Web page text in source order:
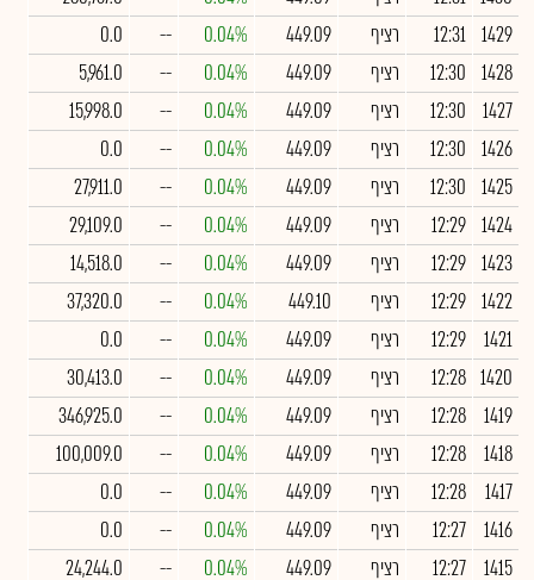
1429
12:31 רציף 449.09
0.04%
--
0.0
1428
12:30 רציף 449.09
0.04%
--
5,961.0
1427
12:30 רציף 449.09
0.04%
--
15,998.0
1426
12:30 רציף 449.09
0.04%
--
0.0
1425
12:30 רציף 449.09
0.04%
--
27,911.0
1424
12:29 רציף 449.09
0.04%
--
29,109.0
1423
12:29 רציף 449.09
0.04%
--
14,518.0
1422
12:29 רציף 449.10
0.04%
--
37,320.0
1421
12:29 רציף 449.09
0.04%
--
0.0
1420
12:28 רציף 449.09
0.04%
--
30,413.0
1419
12:28 רציף 449.09
0.04%
--
346,925.0
1418
12:28 רציף 449.09
0.04%
--
100,009.0
1417
12:28 רציף 449.09
0.04%
--
0.0
1416
12:27 רציף 449.09
0.04%
--
0.0
1415
12:27 רציף 449.09
0.04%
--
24,244.0